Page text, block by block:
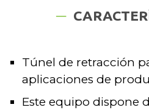
Túnel de retracción
aplicaciones de
Este equipo dispone